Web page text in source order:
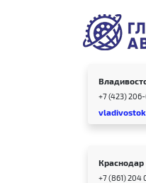
+7 (423)
Краснодар
+7 (861) 204